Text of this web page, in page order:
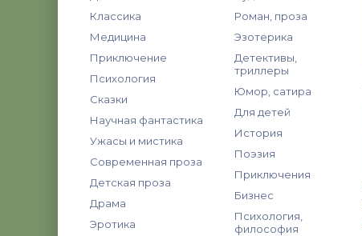
Классика
Медицина
Приключение
Психология
Сказки
Научная фантастика
Ужасы и мистика
Современная проза
Детская проза
Драма
Эротика
Роман, проза
Эзотерика
Детективы,
триллеры
Юмор, сатира
Для детей
История
Поэзия
Приключения
Бизнес
Психология,
философия